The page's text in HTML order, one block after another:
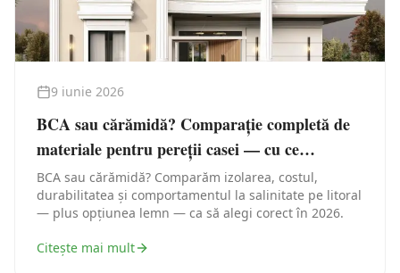
9 iunie 2026
BCA sau cărămidă? Comparație completă de
materiale pentru pereții casei — cu ce
construiești în Constanța
BCA sau cărămidă? Comparăm izolarea, costul,
durabilitatea și comportamentul la salinitate pe litoral
— plus opțiunea lemn — ca să alegi corect în 2026.
Citește mai mult